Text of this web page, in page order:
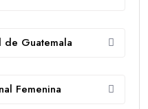
de Guatemala
Femenina